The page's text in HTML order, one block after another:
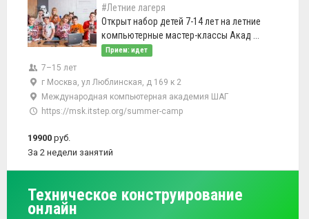
#Летние лагеря
Открыт набор детей 7-14 лет на летние
компьютерные мастер-классы Акад ...
Прием: идет
7–15 лет
г Москва, ул Люблинская, д 169 к 2
Международная компьютерная академия ШАГ
https://msk.itstep.org/summer-camp
19900 руб.
За 2 недели занятий
Техническое конструирование
онлайн